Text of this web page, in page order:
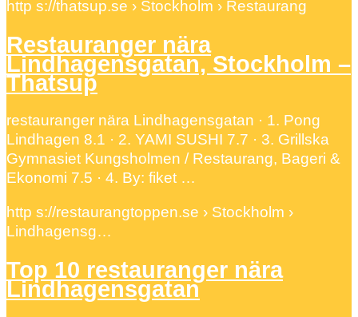
http s://thatsup.se › Stockholm › Restaurang
Restauranger nära
Lindhagensgatan, Stockholm –
Thatsup
restauranger nära Lindhagensgatan · 1. Pong
Lindhagen 8.1 · 2. YAMI SUSHI 7.7 · 3. Grillska
Gymnasiet Kungsholmen / Restaurang, Bageri &
Ekonomi 7.5 · 4. By: fiket …
http s://restaurangtoppen.se › Stockholm ›
Lindhagensg…
Top 10 restauranger nära
Lindhagensgatan